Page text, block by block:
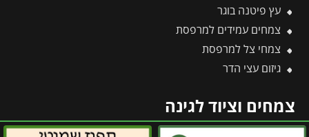
עץ פיטנה בוגר
צמחים עמידים למרפסת
צמחי צל למרפסת
גיזום עצי הדר
צמחים וציוד לגינה